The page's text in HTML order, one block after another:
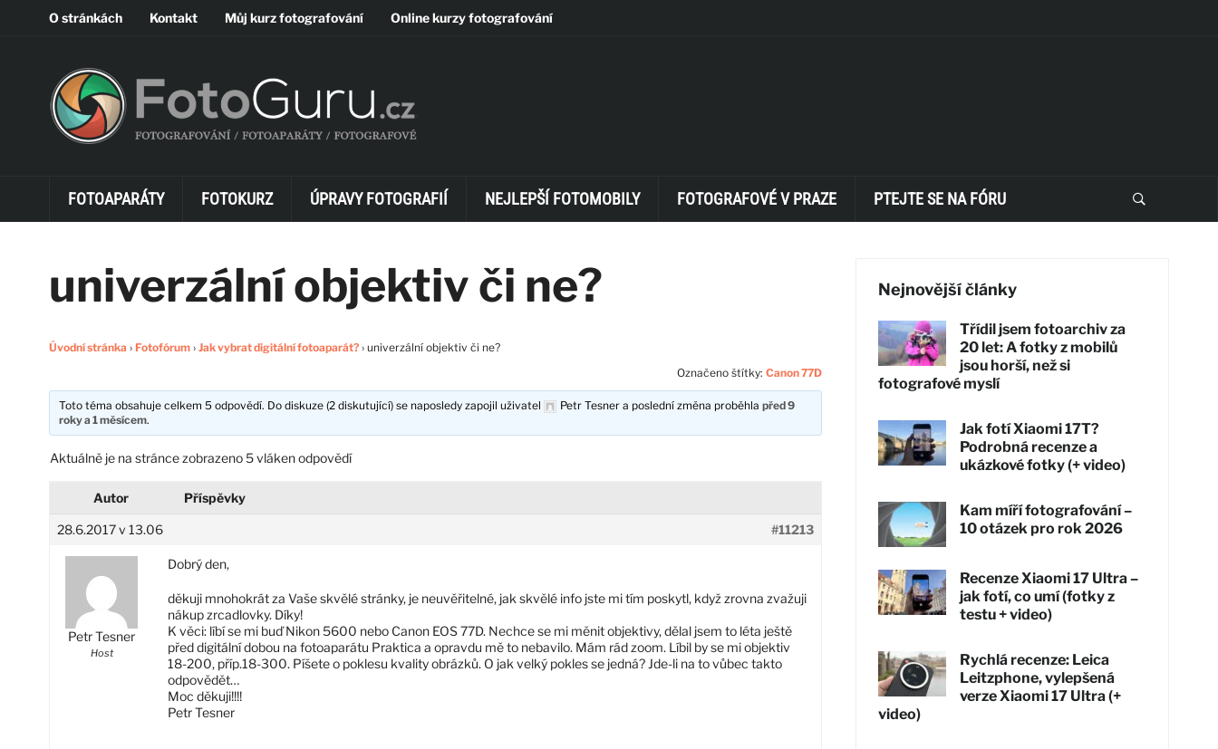
O stránkách Kontakt Můj kurz fotografování Online kurzy fotografování
FOTOAPARÁTY FOTOKURZ ÚPRAVY FOTOGRAFIÍ NEJLEPŠÍ FOTOMOBILY FOTOGRAFOVÉ V PRAZE PTEJTE SE NA FÓRU
univerzální objektiv či ne?
Úvodní stránka › Fotofórum › Jak vybrat digitální fotoaparát? › univerzální objektiv či ne?
Označeno štítky: Canon 77D
Toto téma obsahuje celkem 5 odpovědí. Do diskuze (2 diskutující) se naposledy zapojil uživatel Petr Tesner a poslední změna proběhlapřed 9
roky a 1 měsícem.
Aktuálně je na stránce zobrazeno 5 vláken odpovědí
Autor Příspěvky
28.6.2017 v 13.06 #11213
Petr Tesner
Host
Dobrý den,
děkuji mnohokrát za Vaše skvělé stránky, je neuvěřitelné, jak skvělé info jste mi tím poskytl, když zrovna zvažuji
nákup zrcadlovky. Díky!
K věci: líbí se mi buď Nikon 5600 nebo Canon EOS 77D. Nechce se mi měnit objektivy, dělal jsem to léta ještě
před digitální dobou na fotoaparátu Praktica a opravdu mě to nebavilo. Mám rád zoom. Líbil by se mi objektiv
18-200, příp.18-300. Píšete o poklesu kvality obrázků. O jak velký pokles se jedná? Jde-li na to vůbec takto
odpovědět…
Moc děkuji!!!!
Petr Tesner
Nejnovější články
Třídil jsem fotoarchiv za
20 let: A fotky z mobilů
jsou horší, než si
fotografové myslí
Jak fotí Xiaomi 17T?
Podrobná recenze a
ukázkové fotky (+ video)
Kam míří fotografování –
10 otázek pro rok 2026
Recenze Xiaomi 17 Ultra –
jak fotí, co umí (fotky z
testu + video)
Rychlá recenze: Leica
Leitzphone, vylepšená
verze Xiaomi 17 Ultra (+
video)